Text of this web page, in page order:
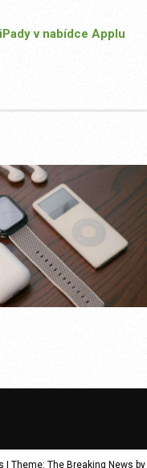
v nabídce Applu
Theme: The Breaking News by